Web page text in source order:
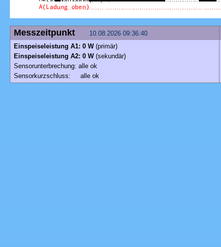
Messzeitpunkt
10.08.2026 09:36:40
Einspeiseleistung A1: 0 W (primär)
Einspeiseleistung A2: 0 W(sekundär)
Sensorunterbrechung: alle ok
Sensorkurzschluss: alle ok